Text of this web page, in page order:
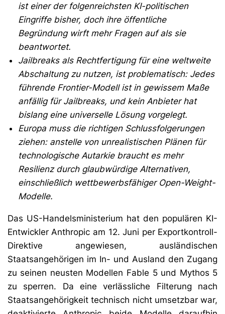
ist einer der folgenreichsten KI-politischen
Eingriffe bisher, doch ihre öffentliche
Begründung wirft mehr Fragen auf als sie
beantwortet.
Jailbreaks als Rechtfertigung für eine weltweite
Abschaltung zu nutzen, ist problematisch: Jedes
führende Frontier-Modell ist in gewissem Maße
anfällig für Jailbreaks, und kein Anbieter hat
bislang eine universelle Lösung vorgelegt.
Europa muss die richtigen Schlussfolgerungen
ziehen: anstelle von unrealistischen Plänen für
technologische Autarkie braucht es mehr
Resilienz durch glaubwürdige Alternativen,
einschließlich wettbewerbsfähiger Open-Weight-
Modelle.
Das US-Handelsministerium hat den populären KI-
Entwickler Anthropic am 12. Juni per Exportkontroll-
Direktive angewiesen, ausländischen
Staatsangehörigen im In- und Ausland den Zugang
zu seinen neusten Modellen Fable 5 und Mythos 5
zu sperren. Da eine verlässliche Filterung nach
Staatsangehörigkeit technisch nicht umsetzbar war,